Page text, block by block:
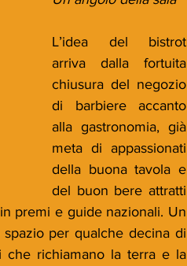
L’idea del bistrot
arriva dalla fortuita
chiusura del negozio
di barbiere accanto
alla gastronomia, già
meta di appassionati
della buona tavola e
del buon bere attratti
premi e guide nazionali. Un
per qualche decina di
che richiamano la terra e la